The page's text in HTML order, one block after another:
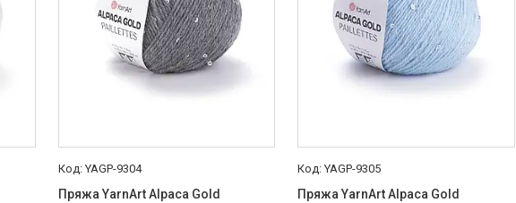
YAGP-9304
Пряжа YarnArt Alpaca Gold
YAGP-9305
Пряжа YarnArt Alpaca Gold